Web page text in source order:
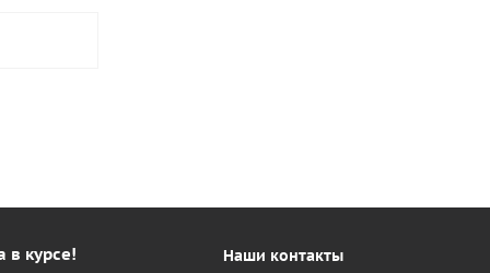
в курсе! Наши контакты